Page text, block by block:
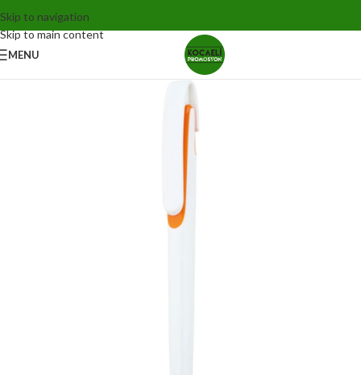
Skip to navigation
Skip to main content
MENU